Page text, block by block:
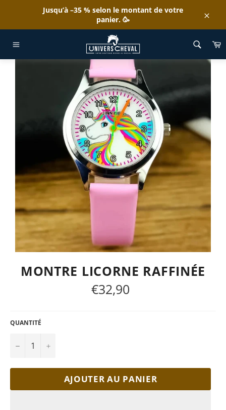
contenu
Jusqu’à –35 % selon le montant de votre
panier. 🥳
MONTRE LICORNE RAFFINÉE
MONTRE LICORNE RAFFINÉE
Prix
régulier
€32,90
QUANTITÉ
− +
AJOUTER AU PANIER